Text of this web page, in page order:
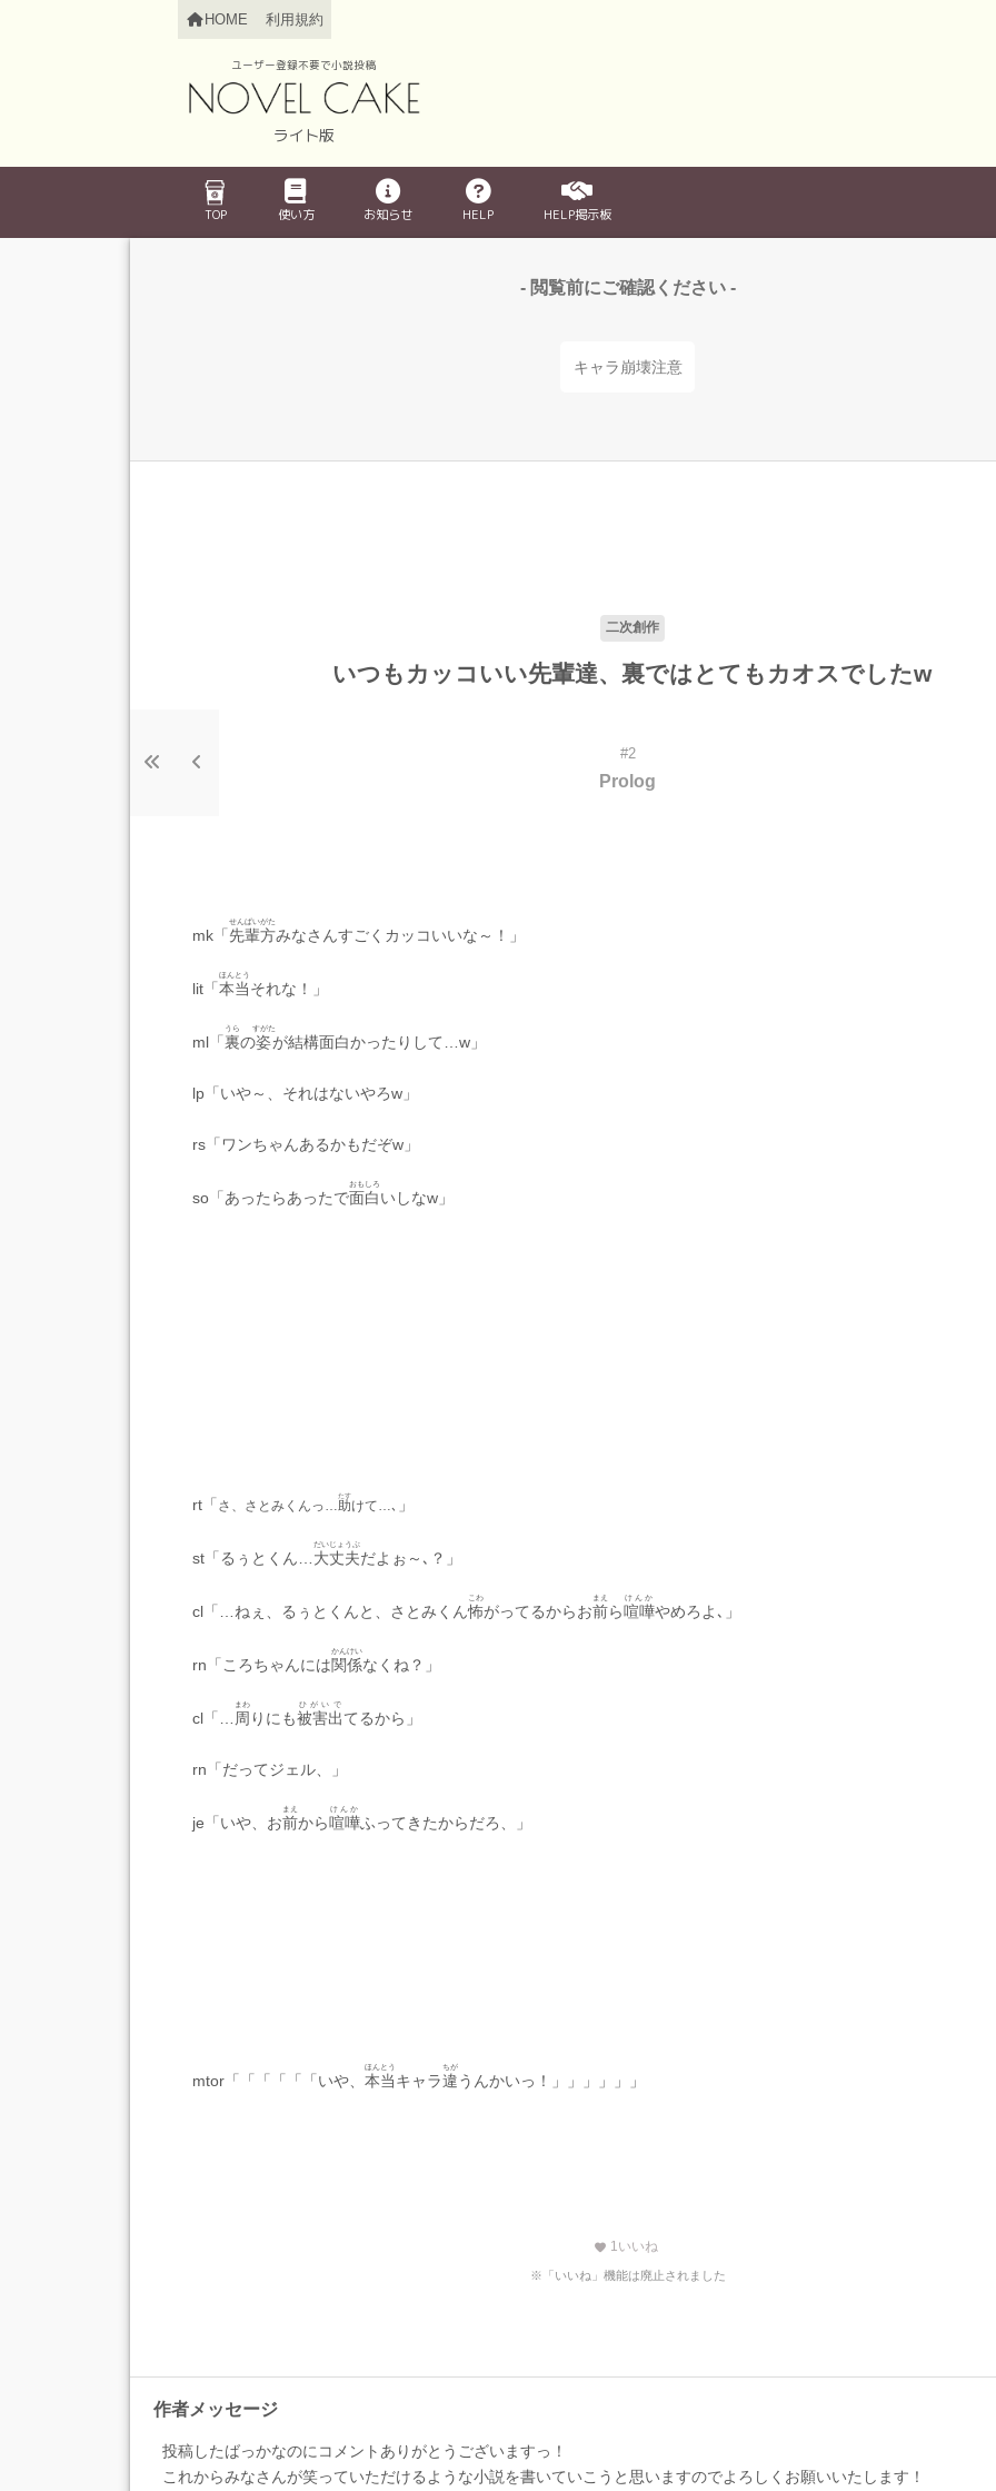
HOME 利用規約
ユーザー登録不要で小説投稿
ライト版
TOP 使い方 お知らせ HELP HELP掲示板
- 閲覧前にご確認ください -
キャラ崩壊注意
二次創作
いつもカッコいい先輩達、裏ではとてもカオスでしたw
#2
Prolog
mk「 先輩方
せんぱいがた
みなさんすごくカッコいいな～！」
lit「 本当
ほんとう
それな！」
ml「 裏
うら
の姿
すがた
が結構面白かったりして…w」
lp「いや～、それはないやろw」
rs「ワンちゃんあるかもだぞw」
so「あったらあったで面白
おもしろ
いしなw」
rt「 さ、さとみくんっ… 助
たす
けて…､ 」
st「るぅとくん… 大丈夫
だいじょうぶ
だよぉ～､？」
cl「…ねぇ、るぅとくんと、さとみくん怖
こわ
がってるからお前
まえ
ら喧嘩
けんか
やめろよ､」
rn「ころちゃんには関係
かんけい
なくね？」
cl「… 周
まわ
りにも被害出
ひがいで
てるから」
rn「だってジェル、」
je「いや、お前
まえ
から喧嘩
けんか
ふってきたからだろ、」
mtor「「「「「「いや、 本当
ほんとう
キャラ違
ちが
うんかいっ！」」」」」」
favorite 1いいね
※「いいね」機能は廃止されました
作者メッセージ
投稿したばっかなのにコメントありがとうございますっ！
これからみなさんが笑っていただけるような小説を書いていこうと思いますのでよろしくお願いいたします！